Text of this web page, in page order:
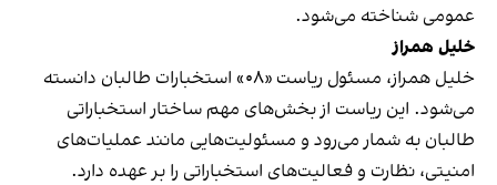
عمومی شناخته می‌شود.
خلیل همراز
خلیل همراز، مسئول ریاست «۰۸» استخبارات طالبان دانسته
می‌شود. این ریاست از بخش‌های مهم ساختار استخباراتی
طالبان به شمار می‌رود و مسئولیت‌هایی مانند عملیات‌های
امنیتی، نظارت و فعالیت‌های استخباراتی را بر عهده دارد.